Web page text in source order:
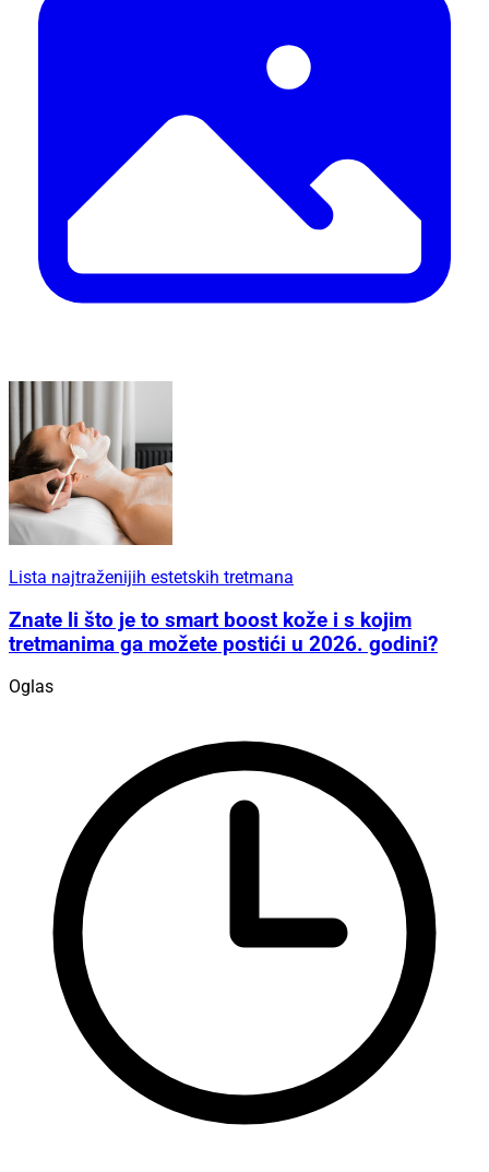
Lista najtraženijih estetskih tretmana
Znate li što je to smart boost kože i s kojim
tretmanima ga možete postići u 2026. godini?
Oglas